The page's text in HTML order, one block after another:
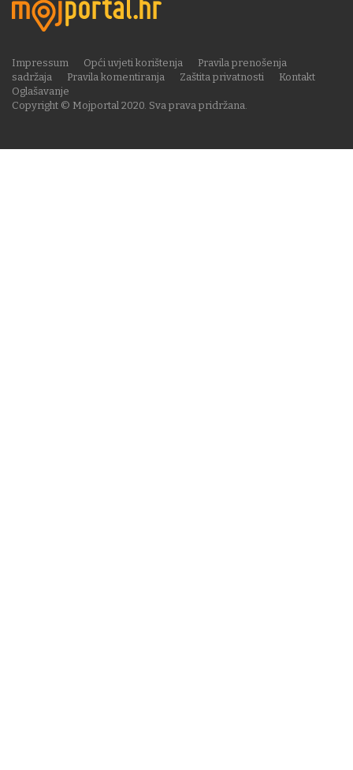
Copyright © Mojportal 2020. Sva prava pridržana.
Impressum Opći uvjeti korištenja
Pravila prenošenja
sadržaja
Pravila komentiranja Zaštita privatnosti
Kontakt
Oglašavanje